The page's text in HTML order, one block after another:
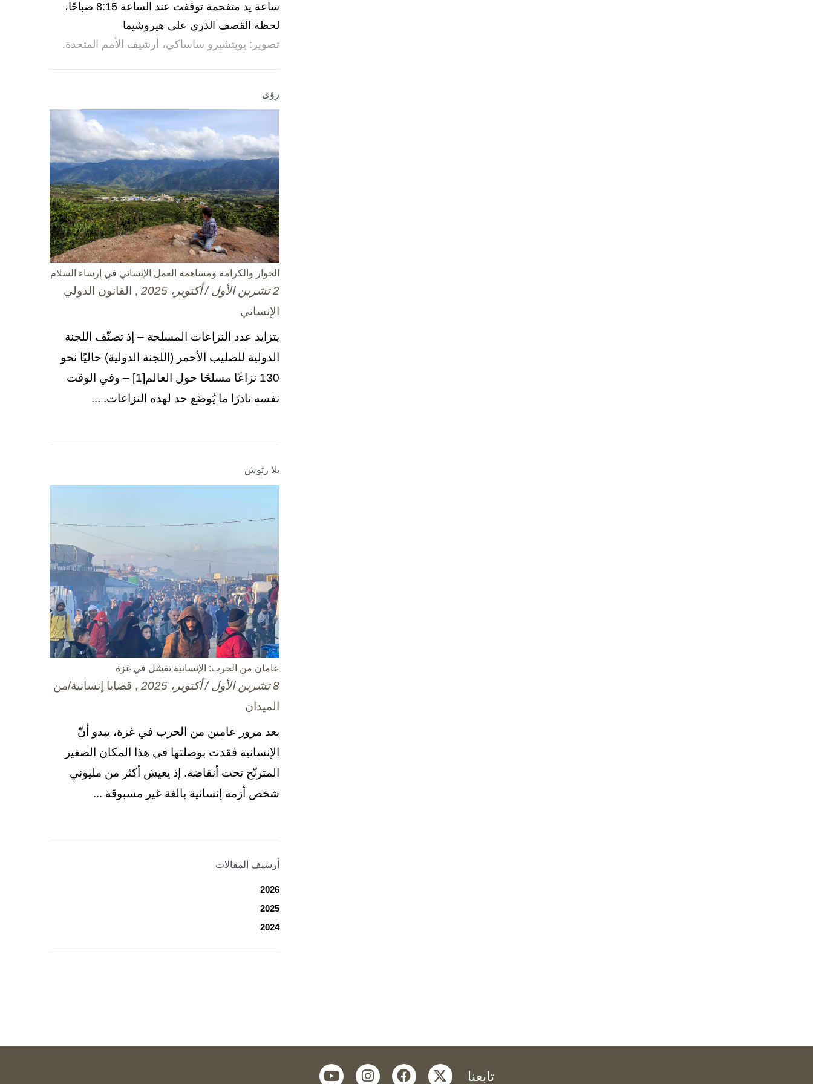
ساعة يد متفحمة توقفت عند الساعة 8:15 صباحًا،
لحظة القصف الذري على هيروشيما
تصوير: يويتشيرو ساساكي، أرشيف الأمم المتحدة.
رؤى
الحوار والكرامة ومساهمة العمل الإنساني في إرساء السلام
2 تشرين الأول / أكتوبر، 2025
, القانون الدولي
الإنساني
يتزايد عدد النزاعات المسلحة – إذ تصنّف اللجنة
الدولية للصليب الأحمر (اللجنة الدولية) حاليًا نحو
130 نزاعًا مسلحًا حول العالم[1] – وفي الوقت
نفسه نادرًا ما يُوضَع حد لهذه النزاعات. ...
بلا رتوش
عامان من الحرب: الإنسانية تفشل في غزة
8 تشرين الأول / أكتوبر، 2025
, قضايا إنسانية/من
الميدان
بعد مرور عامين من الحرب في غزة، يبدو أنّ
الإنسانية فقدت بوصلتها في هذا المكان الصغير
المترنّح تحت أنقاضه. إذ يعيش أكثر من مليوني
شخص أزمة إنسانية بالغة غير مسبوقة ...
أرشيف المقالات
2026
2025
2024
تابعنا twitter
facebook
instagram
youtube